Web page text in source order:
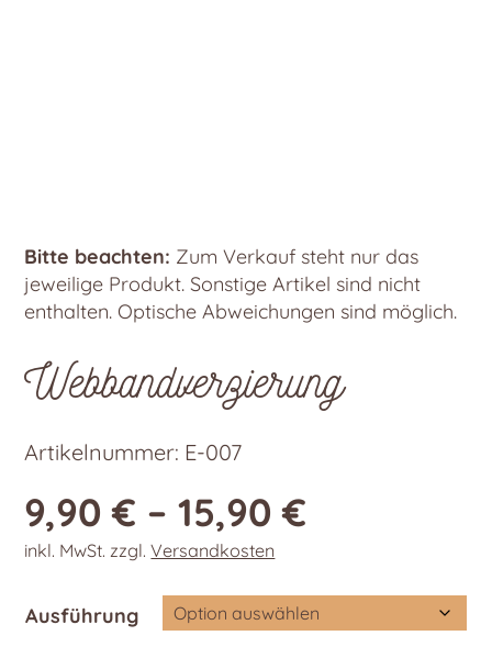
Bitte beachten: Zum Verkauf steht nur das
jeweilige Produkt. Sonstige Artikel sind nicht
enthalten. Optische Abweichungen sind möglich.
Webbandverzierung
Artikelnummer: E-007
9,90€ –15,90€
inkl. MwSt. zzgl.Versandkosten
Ausführung